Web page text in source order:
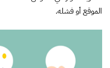
الموقع أو فشله.